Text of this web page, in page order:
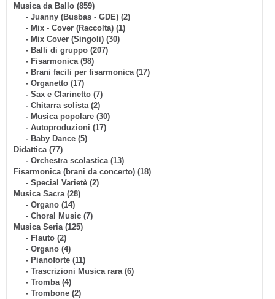
Musica da Ballo (859)
- Juanny (Busbas - GDE) (2)
- Mix - Cover (Raccolta) (1)
- Mix Cover (Singoli) (30)
- Balli di gruppo (207)
- Fisarmonica (98)
- Brani facili per fisarmonica (17)
- Organetto (17)
- Sax e Clarinetto (7)
- Chitarra solista (2)
- Musica popolare (30)
- Autoproduzioni (17)
- Baby Dance (5)
Didattica (77)
- Orchestra scolastica (13)
Fisarmonica (brani da concerto) (18)
- Special Varietè (2)
Musica Sacra (28)
- Organo (14)
- Choral Music (7)
Musica Seria (125)
- Flauto (2)
- Organo (4)
- Pianoforte (11)
- Trascrizioni Musica rara (6)
- Tromba (4)
- Trombone (2)